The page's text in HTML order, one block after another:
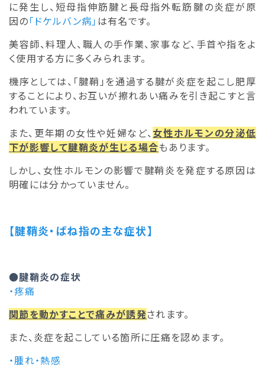
に発生し、短母指伸筋腱と長母指外転筋腱の炎症が原
因の「ドケルバン病」 は有名です。
美容師、料理人、職人の手作業、家事など、手首や指をよ
く使用する方に多くみられます。
機序としては、「腱鞘」を通過する腱が炎症を起こし肥厚
することにより、お互いが擦れあい痛みを引き起こすと言
われています。
また、更年期の女性や妊婦など、 女性ホルモンの分泌低
下が影響して腱鞘炎が生じる場合もあります。
しかし、女性ホルモンの影響で腱鞘炎を発症する原因は
明確には分かっていません。
【腱鞘炎・ばね指の主な症状】
●腱鞘炎の症状
・疼痛
関節を動かすことで痛みが誘発されます。
また、炎症を起こしている箇所に圧痛を認めます。
・腫れ・熱感